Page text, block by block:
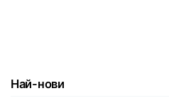
Най-нови